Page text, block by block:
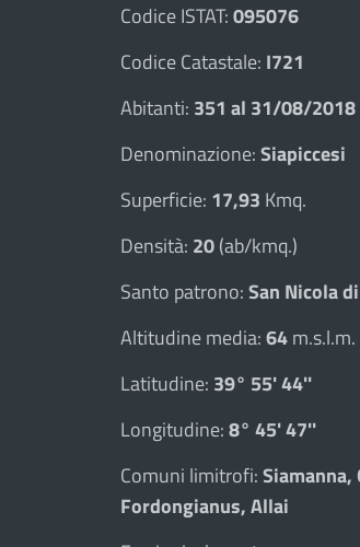
Codice ISTAT:095076
Codice Catastale: I721
Abitanti: 351 al 31/08/2018
Denominazione:Siapiccesi
Superficie: 17,93 Kmq.
Densità: 20(ab/kmq.)
Santo patrono:San Nicola
Altitudine media:64m.s.l.m.
Latitudine: 39° 55' 44''
Longitudine:8° 45' 47''
Comuni limitrofi:
Fordongianus, Allai